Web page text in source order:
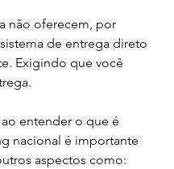
não oferecem, por
de entrega direto
Exigindo que você
entender o que é
nacional é importante
aspectos como: